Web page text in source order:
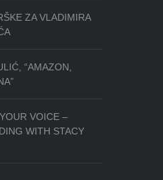
ZA VLADIMIRA
“AMAZON,
VOICE –
WITH STACY